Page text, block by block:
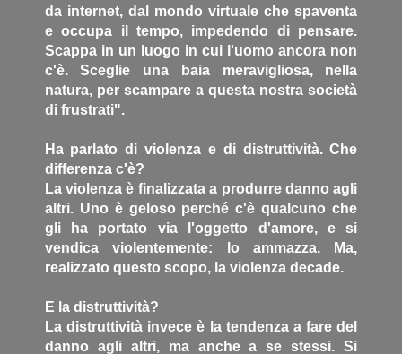
da internet, dal mondo virtuale che spaventa
e occupa il tempo, impedendo di pensare.
Scappa in un luogo in cui l'uomo ancora non
c'è. Sceglie una baia meravigliosa, nella
natura, per scampare a questa nostra società
di frustrati".
Ha parlato di violenza e di distruttività. Che
differenza c'è?
La violenza è finalizzata a produrre danno agli
altri. Uno è geloso perché c'è qualcuno che
gli ha portato via l'oggetto d'amore, e si
vendica violentemente: lo ammazza. Ma,
realizzato questo scopo, la violenza decade.
E la distruttività?
La distruttività invece è la tendenza a fare del
danno agli altri, ma anche a se stessi. Si